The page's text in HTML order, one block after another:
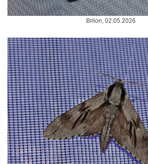
Brilon, 02.05.2026